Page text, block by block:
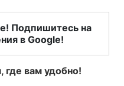
Подпишитесь на
в Google!
где вам удобно!